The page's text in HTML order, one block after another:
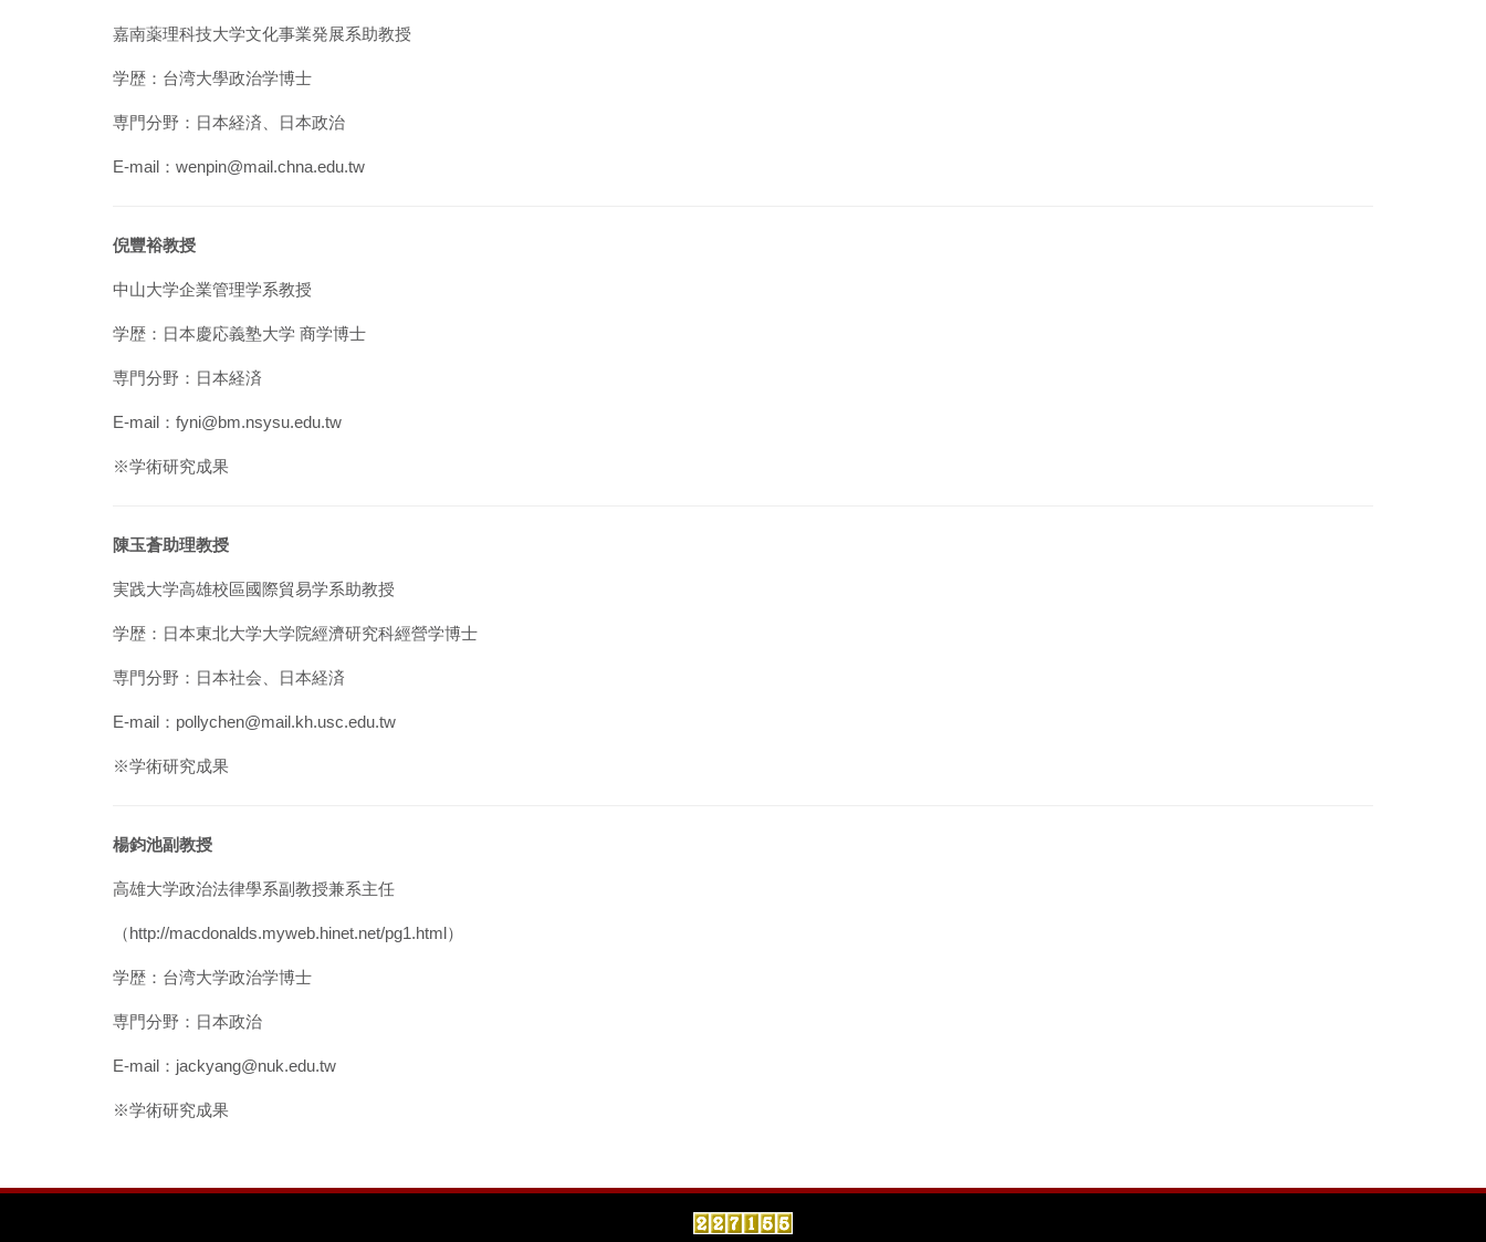
嘉南薬理科技大学文化事業発展系助教授
学歴：台湾大學政治学博士
専門分野：日本経済、日本政治
E-mail：wenpin@mail.chna.edu.tw
倪豐裕教授
中山大学企業管理学系教授
学歴：日本慶応義塾大学 商学博士
専門分野：日本経済
E-mail：fyni@bm.nsysu.edu.tw
※学術研究成果
陳玉蒼助理教授
実践大学高雄校區國際貿易学系助教授
学歴：日本東北大学大学院經濟研究科經營学博士
専門分野：日本社会、日本経済
E-mail：pollychen@mail.kh.usc.edu.tw
※学術研究成果
楊鈞池副教授
高雄大学政治法律學系副教授兼系主任
（http://macdonalds.myweb.hinet.net/pg1.html）
学歴：台湾大学政治学博士
専門分野：日本政治
E-mail：jackyang@nuk.edu.tw
※学術研究成果